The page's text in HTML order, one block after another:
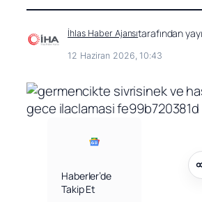
İhlas Haber Ajansıtarafından
12 Haziran 2026, 10:43
Haberler’de
Takip Et